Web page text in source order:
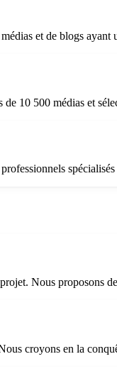
et de blogs
10 500 médias et
Nous proposons
croyons en la